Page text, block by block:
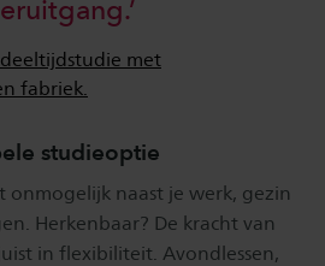
met
fabriek.
studieoptie
onmogelijk naast je werk, gezin
Herkenbaar? De kracht van
in flexibiliteit. Avondlessen,